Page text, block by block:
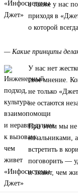
а также у нас
приходя в
о которой
— Какие принципы
У нас нет
свое мнение.
не только
не остаются
При этом мы не
начальниками,
встретить в
поговорить —
и знают, чем